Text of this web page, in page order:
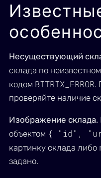
Несуществующий
склада по
кодом BITRIX_ERROR.
проверяйте наличие
Изображение склада.
объектом { "id",
картинку склада либо
задано.